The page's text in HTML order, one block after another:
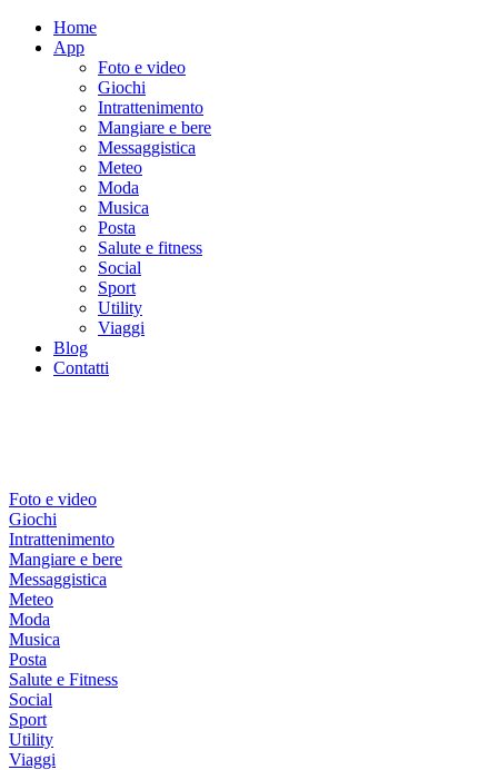
Home
App
Foto e video
Giochi
Intrattenimento
Mangiare e bere
Messaggistica
Meteo
Moda
Musica
Posta
Salute e fitness
Social
Sport
Utility
Viaggi
Blog
Contatti
Foto e video
Giochi
Intrattenimento
Mangiare e bere
Messaggistica
Meteo
Moda
Musica
Posta
Salute e Fitness
Social
Sport
Utility
Viaggi